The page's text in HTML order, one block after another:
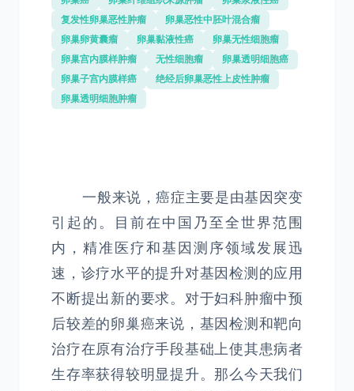
复发性卵巢恶性肿瘤
卵巢恶性中胚叶混合瘤
卵巢卵黄囊瘤
卵巢黏液性癌
卵巢无性细胞瘤
卵巢宫内膜样肿瘤
无性细胞瘤
卵巢透明细胞癌
卵巢子宫内膜样癌
绝经后卵巢恶性上皮性肿瘤
卵巢透明细胞肿瘤
一般来说，癌症主要是由基因突变
引起的。目前在中国乃至全世界范围
内，精准医疗和基因测序领域发展迅
速，诊疗水平的提升对基因检测的应用
不断提出新的要求。对于妇科肿瘤中预
后较差的卵巢癌来说，基因检测和靶向
治疗在原有治疗手段基础上使其患病者
生存率获得较明显提升。那么今天我们